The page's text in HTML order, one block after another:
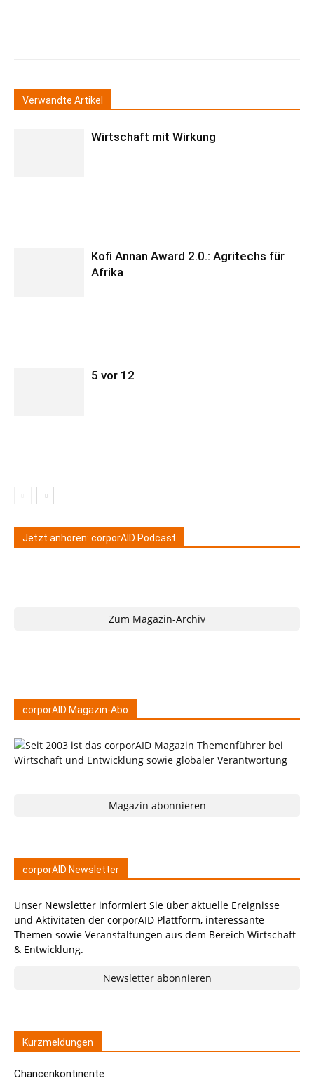
Verwandte Artikel
Wirtschaft mit Wirkung
Kofi Annan Award 2.0.: Agritechs für
Afrika
5 vor 12
Jetzt anhören: corporAID Podcast
Zum Magazin-Archiv
corporAID Magazin-Abo
Magazin abonnieren
corporAID Newsletter
Unser Newsletter informiert Sie über aktuelle Ereignisse
und Aktivitäten der corporAID Plattform, interessante
Themen sowie Veranstaltungen aus dem Bereich Wirtschaft
& Entwicklung.
Newsletter abonnieren
Kurzmeldungen
Chancenkontinente